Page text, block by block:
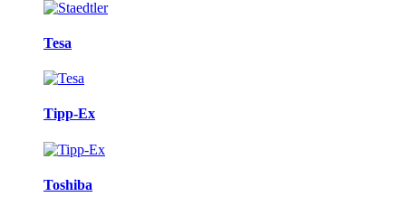
Tesa
Tipp-Ex
Toshiba